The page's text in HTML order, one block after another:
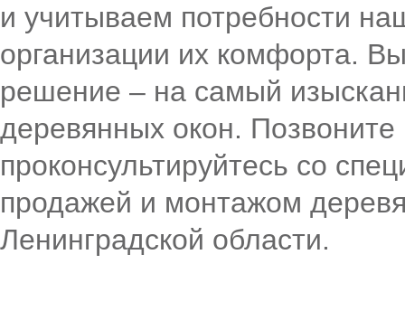
и учитываем потребности
организации их комфорта.
решение – на самый
деревянных окон.
проконсультируйтесь со
продажей и монтажом
Ленинградской области.